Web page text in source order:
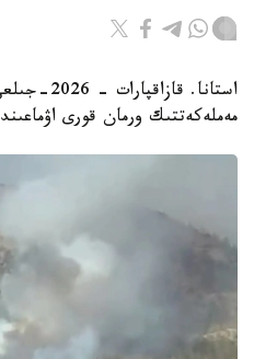
مەملەكەتتىك ورمان قورى